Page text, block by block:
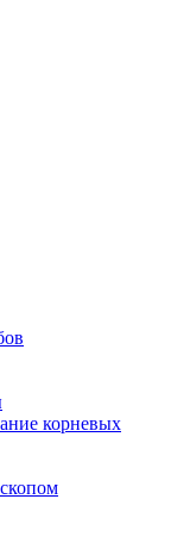
корневых